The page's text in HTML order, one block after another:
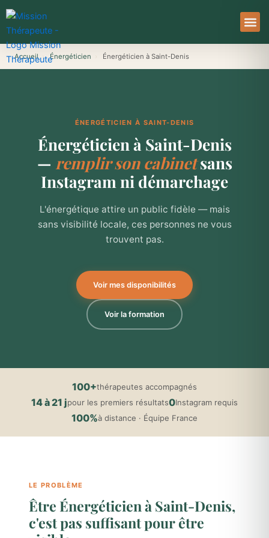
Aller
au
contenu
Accueil › Énergéticien Énergéticien à Saint-Denis
ÉNERGÉTICIEN À SAINT-DENIS
Énergéticien à Saint-Denis
— remplir son cabinetsans
Instagram ni démarchage
L'énergétique attire un public fidèle — mais
sans visibilité locale, ces personnes ne vous
trouvent pas.
Voir mes disponibilités
Voir la formation
100+thérapeutes accompagnés
14 à 21 jpour les premiers résultats0Instagram requis
100%à distance · Équipe France
LE PROBLÈME
Être Énergéticien à Saint-Denis,
c'est pas suffisant pour être